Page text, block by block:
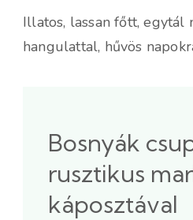
Illatos, lassan főtt, egytál
hangulattal, hűvös
Bosnyák
rusztikus
káposztával